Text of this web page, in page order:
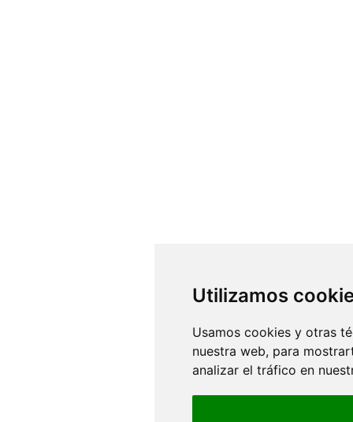
Utilizamos
Usamos cookies y otras
nuestra web, para
analizar el tráfico en